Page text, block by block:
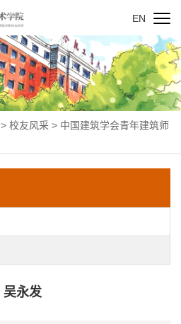
EN
> 校友风采 > 中国建筑学会青年建筑师
吴永发